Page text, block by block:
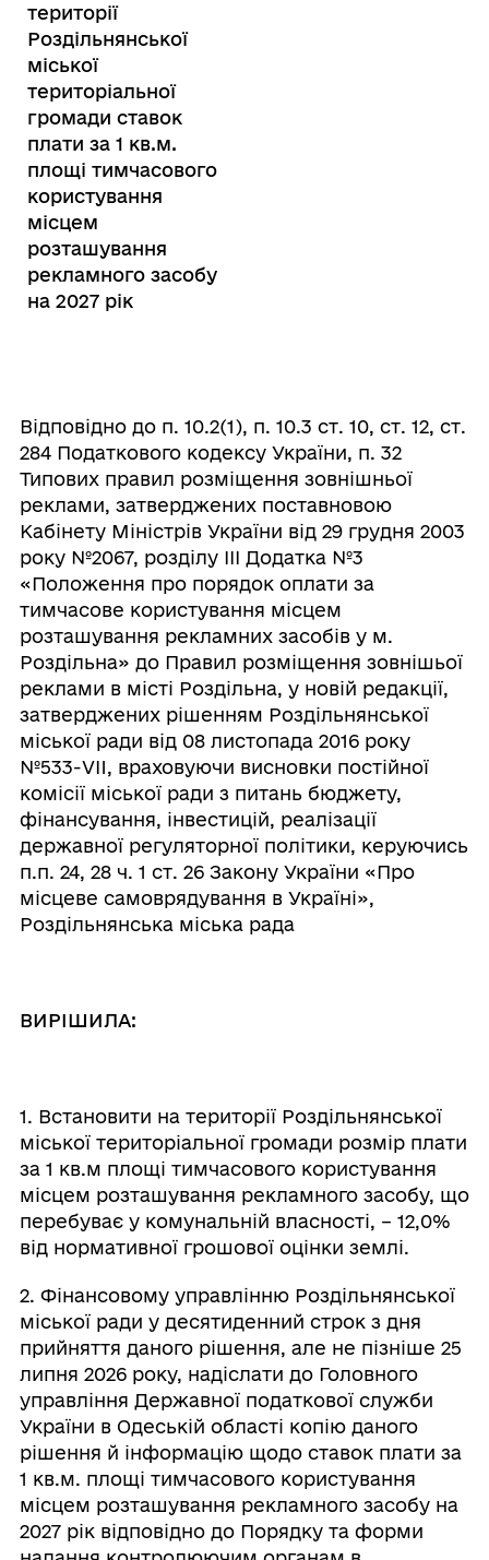
території
Роздільнянської
міської
територіальної
громади ставок
плати за 1 кв.м.
площі тимчасового
користування
місцем
розташування
рекламного засобу
на 2027 рік
Відповідно до п. 10.2(1), п. 10.3 ст. 10, ст. 12, ст.
284 Податкового кодексу України, п. 32
Типових правил розміщення зовнішньої
реклами, затверджених поставновою
Кабінету Міністрів України від 29 грудня 2003
року №2067, розділу ІІІ Додатка №3
«Положення про порядок оплати за
тимчасове користування місцем
розташування рекламних засобів у м.
Роздільна» до Правил розміщення зовнішьої
реклами в місті Роздільна, у новій редакції,
затверджених рішенням Роздільнянської
міської ради від 08 листопада 2016 року
№533-VII, враховуючи висновки постійної
комісії міської ради з питань бюджету,
фінансування, інвестицій, реалізації
державної регуляторної політики, керуючись
п.п. 24, 28 ч. 1 ст. 26 Закону України «Про
місцеве самоврядування в Україні»,
Роздільнянська міська рада
ВИРІШИЛА:
1. Встановити на території Роздільнянської
міської територіальної громади розмір плати
за 1 кв.м площі тимчасового користування
місцем розташування рекламного засобу, що
перебуває у комунальній власності, – 12,0%
від нормативної грошової оцінки землі.
2. Фінансовому управлінню Роздільнянської
міської ради у десятиденний строк з дня
прийняття даного рішення, але не пізніше 25
липня 2026 року, надіслати до Головного
управління Державної податкової служби
України в Одеській області копію даного
рішення й інформацію щодо ставок плати за
1 кв.м. площі тимчасового користування
місцем розташування рекламного засобу на
2027 рік відповідно до Порядку та форми